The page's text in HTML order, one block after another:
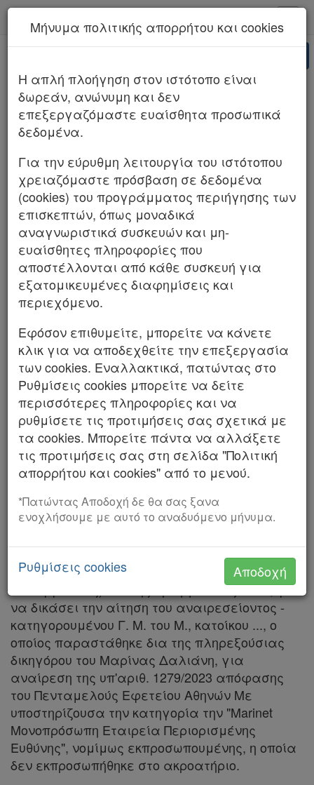
Χρήσιμα
Assistant
Νομολογία
Kodiko
Forum
Αναζήτηση
Διακρατικές
Συμφωνίες
Ελλάδας
Πληροφορίες
Εταιρεία
Επικοινωνία
Νέα υπηρεσία Kodiko Assistant.Περισσότερα
ΑΡΕΙΟΣ ΠΑΓΟΣ 1488/2025 (ΤΜΗΜΑ ΣΤ
ΠΟΙΝΙΚΟ)
Αριθμός 1488/2025
ΤΟ ΔΙΚΑΣΤΗΡΙΟ ΤΟΥ ΑΡΕΙΟΥ ΠΑΓΟΥ
ΣΤ' ΠΟΙΝΙΚΟ ΤΜΗΜΑ
Συγκροτήθηκε από τους Δικαστές: Σταυρούλα
Κουσουλού, Αντιπρόεδρο του Αρείου Πάγου,
Κλεόβουλο - Δημήτριο Κοκκορό, Μαρία
Πετσάλη, Παναγιώτη Φιλόπουλο, Εισηγητή και
Συνήλθε σε δημόσια συνεδρίαση στο
παρουσία του Αντεισαγγελέα του Αρείου
Πάγου Γεώργιου Καντζίδη (γιατί κωλύεται ο
Εισαγγελέας) και της Γραμματέως Α. Μ., για
να δικάσει την αίτηση του αναιρεσείοντος -
κατηγορουμένου Γ. Μ. του Μ., κατοίκου ..., ο
οποίος παραστάθηκε δια της πληρεξούσιας
δικηγόρου του Μαρίνας Δαλιάνη, για
αναίρεση της υπ'αριθ. 1279/2023 απόφασης
του Πενταμελούς Εφετείου Αθηνών Με
υποστηρίζουσα την κατηγορία την "Marinet
Μονοπρόσωπη Εταιρεία Περιορισμένης
Ευθύνης", νομίμως εκπροσωπουμένης, η οποία
δεν εκπροσωπήθηκε στο ακροατήριο.
Μήνυμα πολιτικής απορρήτου και cookies
H απλή πλοήγηση στον ιστότοπο είναι
δωρεάν, ανώνυμη και δεν
επεξεργαζόμαστε ευαίσθητα προσωπικά
δεδομένα.
Για την εύρυθμη λειτουργία του ιστότοπου
χρειαζόμαστε πρόσβαση σε δεδομένα
(cookies) του προγράμματος περιήγησης των
επισκεπτών, όπως μοναδικά
αναγνωριστικά συσκευών και μη-
ευαίσθητες πληροφορίες που
αποστέλλονται από κάθε συσκευή για
εξατομικευμένες διαφημίσεις και
περιεχόμενο.
Εφόσον επιθυμείτε, μπορείτε να κάνετε
κλικ για να αποδεχθείτε την επεξεργασία
των cookies. Εναλλακτικά, πατώντας στο
Ρυθμίσεις cookies μπορείτε να δείτε
περισσότερες πληροφορίες και να
ρυθμίσετε τις προτιμήσεις σας σχετικά με
τα cookies. Μπορείτε πάντα να αλλάξετε
τις προτιμήσεις σας στη σελίδα "Πολιτική
απορρήτου και cookies" από το μενού.
*Πατώντας Αποδοχή δε θα σας ξανα
ενοχλήσουμε με αυτό το αναδυόμενο μήνυμα.
Ρυθμίσεις cookies Αποδοχή